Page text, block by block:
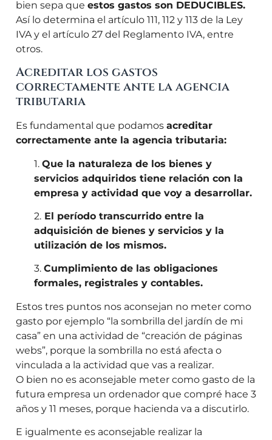
bien sepa que estos gastos son DEDUCIBLES.
Así lo determina el artículo 111, 112 y 113 de la Ley
IVA y el artículo 27 del Reglamento IVA, entre
otros.
Acreditar los gastos
correctamente ante la agencia
tributaria
Es fundamental que podamos acreditar
correctamente ante la agencia tributaria:
1. Que la naturaleza de los bienes y
servicios adquiridos tiene relación con la
empresa y actividad que voy a desarrollar.
2. El período transcurrido entre la
adquisición de bienes y servicios y la
utilización de los mismos.
3. Cumplimiento de las obligaciones
formales, registrales y contables.
Estos tres puntos nos aconsejan no meter como
gasto por ejemplo “la sombrilla del jardín de mi
casa” en una actividad de “creación de páginas
webs”, porque la sombrilla no está afecta o
vinculada a la actividad que vas a realizar.
O bien no es aconsejable meter como gasto de la
futura empresa un ordenador que compré hace 3
años y 11 meses, porque hacienda va a discutirlo.
E igualmente es aconsejable realizar la